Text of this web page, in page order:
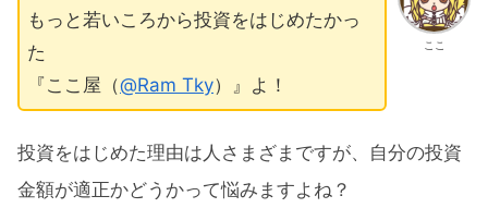
ここ
もっと若いころから投資をはじめたかっ
た
『ここ屋（@Ram Tky）』よ！
投資をはじめた理由は人さまざまですが、自分の投資
金額が適正かどうかって悩みますよね？